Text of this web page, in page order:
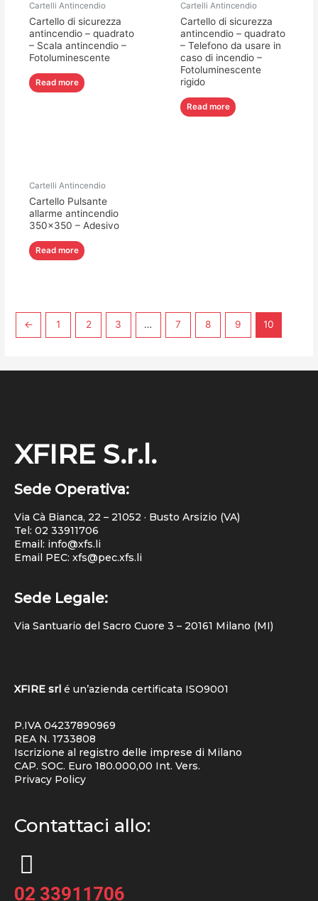
Cartelli Antincendio
Cartello di sicurezza
antincendio – quadrato
– Scala antincendio –
Fotoluminescente
Read more
Cartelli Antincendio
Cartello di sicurezza
antincendio – quadrato
– Telefono da usare in
caso di incendio –
Fotoluminescente
rigido
Read more
Cartelli Antincendio
Cartello Pulsante
allarme antincendio
350×350 – Adesivo
Read more
← 1 2 3 … 7 8 9 10
XFIRE S.r.l.
Sede Operativa:
Via Cà Bianca, 22 – 21052 · Busto Arsizio (VA)
Tel: 02 33911706
Email: info@xfs.li
Email PEC: xfs@pec.xfs.li
Sede Legale:
Via Santuario del Sacro Cuore 3 – 20161 Milano (MI)
XFIRE srl é un’azienda certificata ISO9001
P.IVA 04237890969
REA N. 1733808
Iscrizione al registro delle imprese di Milano
CAP. SOC. Euro 180.000,00 Int. Vers.
Privacy Policy
Contattaci allo:
02 33911706